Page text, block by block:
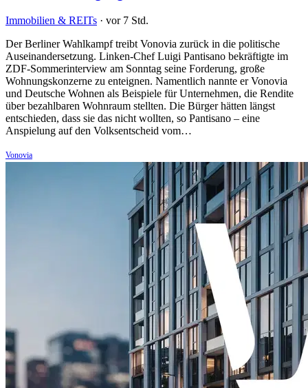
Immobilien & REITs · vor 7 Std.
Der Berliner Wahlkampf treibt Vonovia zurück in die politische
Auseinandersetzung. Linken-Chef Luigi Pantisano bekräftigte im
ZDF-Sommerinterview am Sonntag seine Forderung, große
Wohnungskonzerne zu enteignen. Namentlich nannte er Vonovia
und Deutsche Wohnen als Beispiele für Unternehmen, die Rendite
über bezahlbaren Wohnraum stellten. Die Bürger hätten längst
entschieden, dass sie das nicht wollten, so Pantisano – eine
Anspielung auf den Volksentscheid vom…
Vonovia